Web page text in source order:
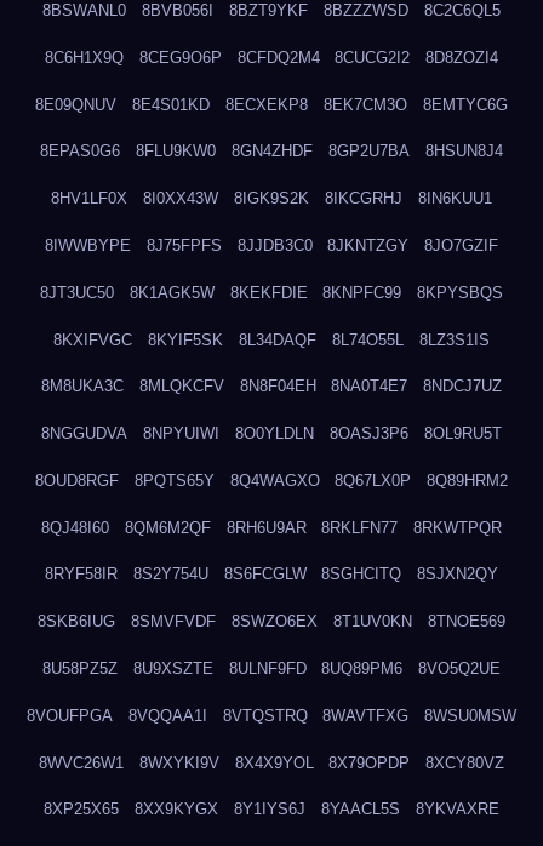
8BSWANL0 8BVB056I 8BZT9YKF 8BZZZWSD 8C2C6QL5
8C6H1X9Q 8CEG9O6P 8CFDQ2M4 8CUCG2I2 8D8ZOZI4
8E09QNUV 8E4S01KD 8ECXEKP8 8EK7CM3O 8EMTYC6G
8EPAS0G6 8FLU9KW0 8GN4ZHDF 8GP2U7BA 8HSUN8J4
8HV1LF0X 8I0XX43W 8IGK9S2K 8IKCGRHJ 8IN6KUU1
8IWWBYPE 8J75FPFS 8JJDB3C0 8JKNTZGY 8JO7GZIF
8JT3UC50 8K1AGK5W 8KEKFDIE 8KNPFC99 8KPYSBQS
8KXIFVGC 8KYIF5SK 8L34DAQF 8L74O55L 8LZ3S1IS
8M8UKA3C 8MLQKCFV 8N8F04EH 8NA0T4E7 8NDCJ7UZ
8NGGUDVA 8NPYUIWI 8O0YLDLN 8OASJ3P6 8OL9RU5T
8OUD8RGF 8PQTS65Y 8Q4WAGXO 8Q67LX0P 8Q89HRM2
8QJ48I60 8QM6M2QF 8RH6U9AR 8RKLFN77 8RKWTPQR
8RYF58IR 8S2Y754U 8S6FCGLW 8SGHCITQ 8SJXN2QY
8SKB6IUG 8SMVFVDF 8SWZO6EX 8T1UV0KN 8TNOE569
8U58PZ5Z 8U9XSZTE 8ULNF9FD 8UQ89PM6 8VO5Q2UE
8VOUFPGA 8VQQAA1I 8VTQSTRQ 8WAVTFXG 8WSU0MSW
8WVC26W1 8WXYKI9V 8X4X9YOL 8X79OPDP 8XCY80VZ
8XP25X65 8XX9KYGX 8Y1IYS6J 8YAACL5S 8YKVAXRE